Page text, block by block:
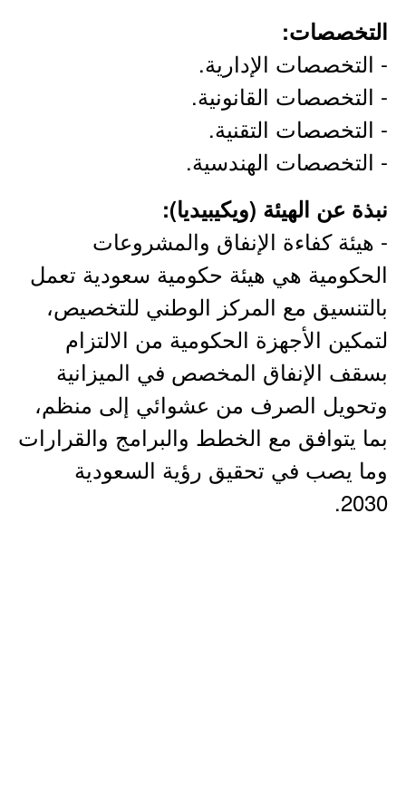
التخصصات:
- التخصصات الإدارية.
- التخصصات القانونية.
- التخصصات التقنية.
- التخصصات الهندسية.
نبذة عن الهيئة (ويكيبيديا):
- هيئة كفاءة الإنفاق والمشروعات
الحكومية هي هيئة حكومية سعودية تعمل
بالتنسيق مع المركز الوطني للتخصيص،
لتمكين الأجهزة الحكومية من الالتزام
بسقف الإنفاق المخصص في الميزانية
وتحويل الصرف من عشوائي إلى منظم،
بما يتوافق مع الخطط والبرامج والقرارات
وما يصب في تحقيق رؤية السعودية
2030.